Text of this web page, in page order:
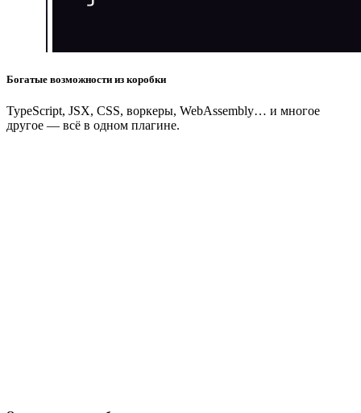
Богатые возможности из коробки
TypeScript, JSX, CSS, воркеры, WebAssembly… и многое
другое — всё в одном плагине.